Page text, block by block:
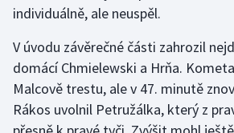
individuálně, ale neuspěl.
V úvodu závěrečné části zahrozil
domácí Chmielewski a Hrňa.
Malcově trestu, ale v 47. minutě
Rákos uvolnil Petružálka, který z